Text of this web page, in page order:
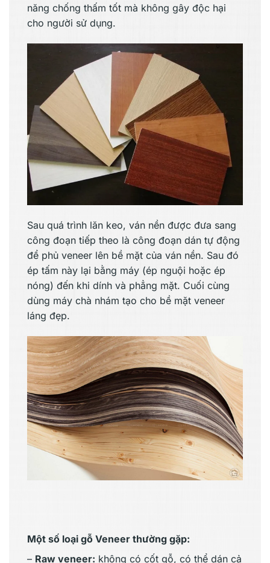
năng chống thấm tốt mà không gây độc hại
cho người sử dụng.
Sau quá trình lăn keo, ván nền được đưa sang
công đoạn tiếp theo là công đoạn dán tự động
để phủ veneer lên bề mặt của ván nền. Sau đó
ép tấm này lại bằng máy (ép nguội hoặc ép
nóng) đến khi dính và phẳng mặt. Cuối cùng
dùng máy chà nhám tạo cho bề mặt veneer
láng đẹp.
Một số loại gỗ Veneer thường gặp:
– Raw veneer: không có cốt gỗ, có thể dán cả